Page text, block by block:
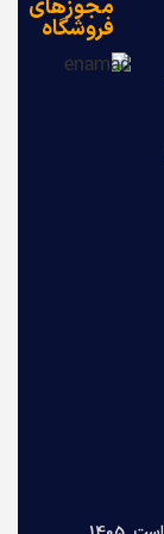
مجوزهای
فروشگاه